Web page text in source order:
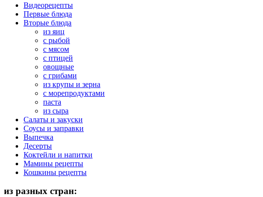
Видеорецепты
Первые блюда
Вторые блюда
из яиц
с рыбой
с мясом
с птицей
овощные
с грибами
из крупы и зерна
с морепродуктами
паста
из сыра
Салаты и закуски
Соусы и заправки
Выпечка
Десерты
Коктейли и напитки
Мамины рецепты
Кошкины рецепты
из разных стран: